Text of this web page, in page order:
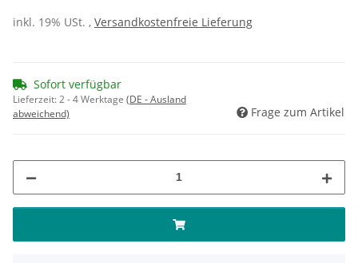
inkl. 19% USt. , Versandkostenfreie Lieferung
Sofort verfügbar
Lieferzeit:2 - 4 Werktage (DE - Ausland
abweichend)
Frage zum Artikel